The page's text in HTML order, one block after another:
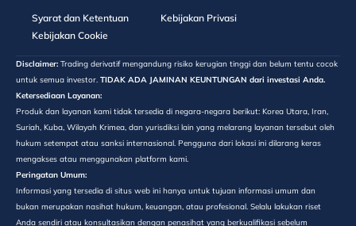
Syarat dan Ketentuan
Kebijakan Privasi
Kebijakan Cookie
Disclaimer: Trading derivatif mengandung risiko kerugian tinggi dan belum tentu cocok
untuk semua investor. TIDAK ADA JAMINAN KEUNTUNGAN dari investasi Anda.
Ketersediaan Layanan:
Produk dan layanan kami tidak tersedia di negara-negara berikut: Korea Utara, Iran,
Suriah, Kuba, Wilayah Krimea, dan yurisdiksi lain yang melarang layanan tersebut oleh
hukum setempat atau sanksi internasional. Pengguna dari lokasi ini dilarang keras
mengakses atau menggunakan platform kami.
Peringatan Umum:
Informasi yang tersedia di situs web ini hanya untuk tujuan informasi umum dan
bukan merupakan nasihat hukum, keuangan, atau profesional. Selalu lakukan riset
Anda sendiri atau konsultasikan dengan penasihat yang berkualifikasi sebelum